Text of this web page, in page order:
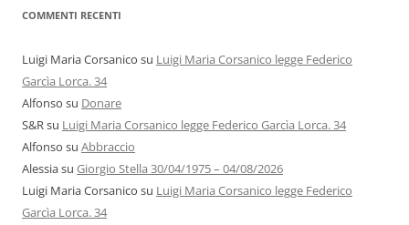
COMMENTI RECENTI
Luigi Maria Corsanico su Luigi Maria Corsanico legge Federico
Garcìa Lorca. 34
Alfonso su Donare
S&Rsu Luigi Maria Corsanico legge Federico Garcìa Lorca. 34
Alfonso su Abbraccio
Alessiasu Giorgio Stella 30/04/1975 – 04/08/2026
Luigi Maria Corsanico su Luigi Maria Corsanico legge Federico
Garcìa Lorca. 34